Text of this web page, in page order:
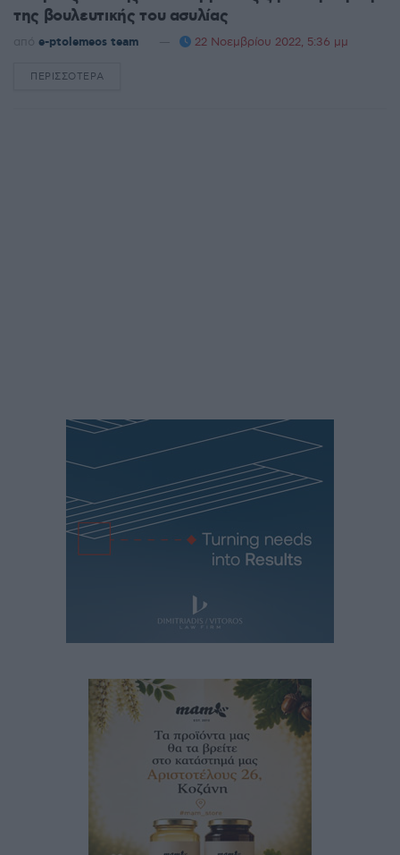
της βουλευτικής του ασυλίας
από e-ptolemeos team 22 Νοεμβρίου 2022, 5:36 μμ
ΠΕΡΙΣΣΌΤΕΡΑ